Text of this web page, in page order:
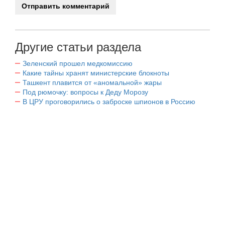
Другие статьи раздела
Зеленский прошел медкомиссию
Какие тайны хранят министерские блокноты
Ташкент плавится от «аномальной» жары
Под рюмочку: вопросы к Деду Морозу
В ЦРУ проговорились о заброске шпионов в Россию